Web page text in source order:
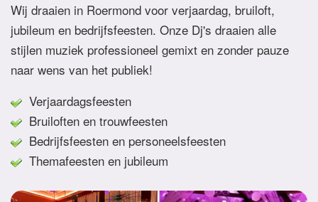
Wij draaien in Roermond voor verjaardag, bruiloft,
jubileum en bedrijfsfeesten. Onze Dj's draaien alle
stijlen muziek professioneel gemixt en zonder pauze
naar wens van het publiek!
Verjaardagsfeesten
Bruiloften en trouwfeesten
Bedrijfsfeesten en personeelsfeesten
Themafeesten en jubileum